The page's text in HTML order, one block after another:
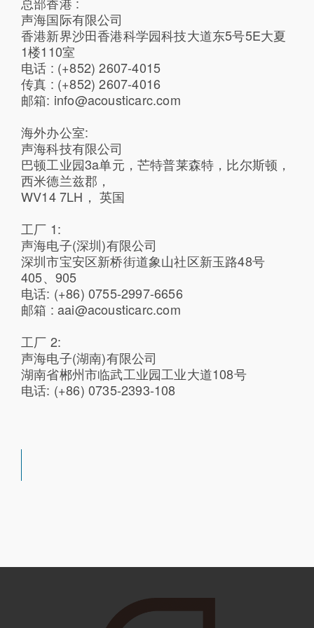
声海国际有限公司
香港新界沙田香港科学园科技大道东5号5E大夏
1楼110室
电话 : (+852) 2607-4015
传真 : (+852) 2607-4016
邮箱: info@acousticarc.com
海外办公室:
声海科技有限公司
巴顿工业园3a单元，芒特普莱森特，比尔斯顿，
西米德兰兹郡，
WV14 7LH， 英国
工厂 1:
声海电子(深圳)有限公司
深圳市宝安区新桥街道象山社区新玉路48号
405、905
电话: (+86) 0755-2997-6656
邮箱 : aai@acousticarc.com
工厂 2:
声海电子(湖南)有限公司
湖南省郴州市临武工业园工业大道108号
电话: (+86) 0735-2393-108